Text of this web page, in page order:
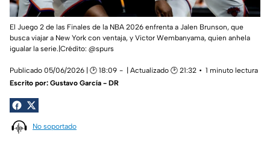
El Juego 2 de las Finales de la NBA 2026 enfrenta a Jalen Brunson, que
busca viajar a New York con ventaja, y Victor Wembanyama, quien anhela
igualar la serie.|Crédito: @spurs
Publicado 05/06/2026 | 🕑 18:09 | Actualizado 🕑 21:32
1 minuto lectura
Escrito por: Gustavo García - DR
No soportado